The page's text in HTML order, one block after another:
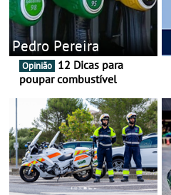
Pedro Pereira
Opinião
poupar combustível